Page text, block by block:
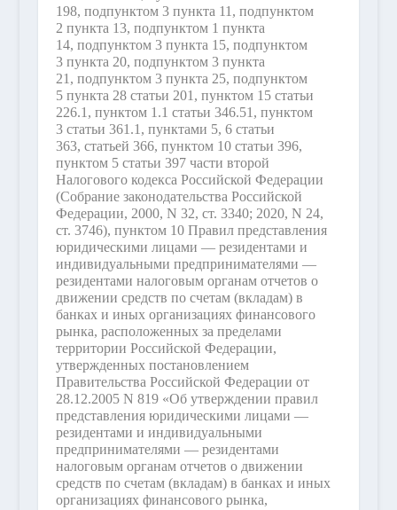
198, подпунктом 3 пункта 11, подпунктом
2 пункта 13, подпунктом 1 пункта
14, подпунктом 3 пункта 15, подпунктом
3 пункта 20, подпунктом 3 пункта
21, подпунктом 3 пункта 25, подпунктом
5 пункта 28 статьи 201, пунктом 15 статьи
226.1, пунктом 1.1 статьи 346.51, пунктом
3 статьи 361.1, пунктами 5, 6 статьи
363, статьей 366, пунктом 10 статьи 396,
пунктом 5 статьи 397 части второй
Налогового кодекса Российской Федерации
(Собрание законодательства Российской
Федерации, 2000, N 32, ст. 3340; 2020, N 24,
ст. 3746), пунктом 10 Правил представления
юридическими лицами — резидентами и
индивидуальными предпринимателями —
резидентами налоговым органам отчетов о
движении средств по счетам (вкладам) в
банках и иных организациях финансового
рынка, расположенных за пределами
территории Российской Федерации,
утвержденных постановлением
Правительства Российской Федерации от
28.12.2005 N 819 «Об утверждении правил
представления юридическими лицами —
резидентами и индивидуальными
предпринимателями — резидентами
налоговым органам отчетов о движении
средств по счетам (вкладам) в банках и иных
организациях финансового рынка,